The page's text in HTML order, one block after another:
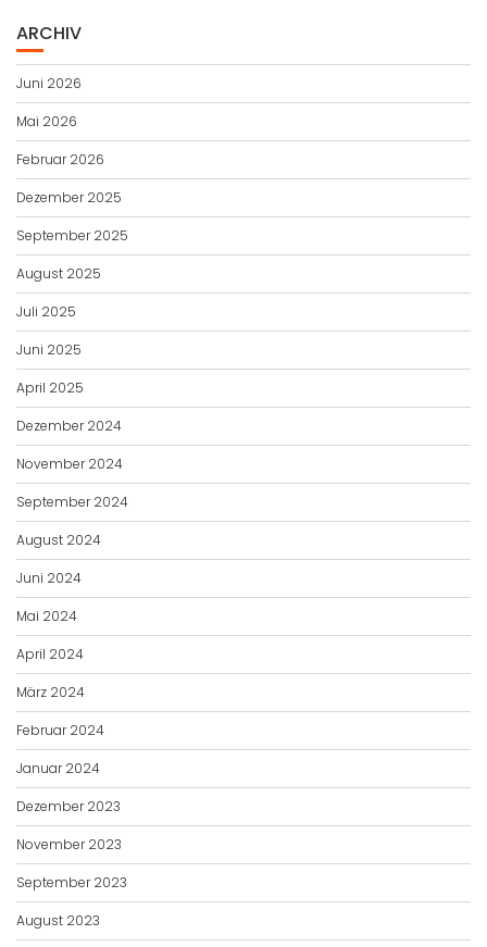
ARCHIV
Juni 2026
Mai 2026
Februar 2026
Dezember 2025
September 2025
August 2025
Juli 2025
Juni 2025
April 2025
Dezember 2024
November 2024
September 2024
August 2024
Juni 2024
Mai 2024
April 2024
März 2024
Februar 2024
Januar 2024
Dezember 2023
November 2023
September 2023
August 2023